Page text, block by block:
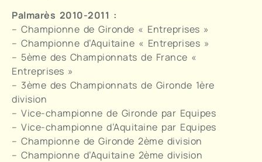
Palmarès 2010-2011 :
– Championne de Gironde « Entreprises »
– Championne d’Aquitaine « Entreprises »
– 5ème des Championnats de France «
Entreprises »
– 3ème des Championnats de Gironde 1ère
division
– Vice-championne de Gironde par Equipes
– Vice-championne d’Aquitaine par Equipes
– Championne de Gironde 2ème division
– Championne d’Aquitaine 2ème division